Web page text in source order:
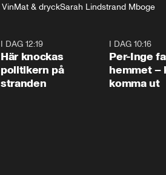
VinMat & dryckSarah Lindstrand Mboge
I DAG 12:19
Här knockas
politikern på
stranden
I DAG 10:16
Per-Inge
hemmet –
komma ut